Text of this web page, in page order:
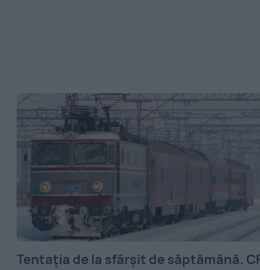
Tentația de la sfârșit de săptămână.